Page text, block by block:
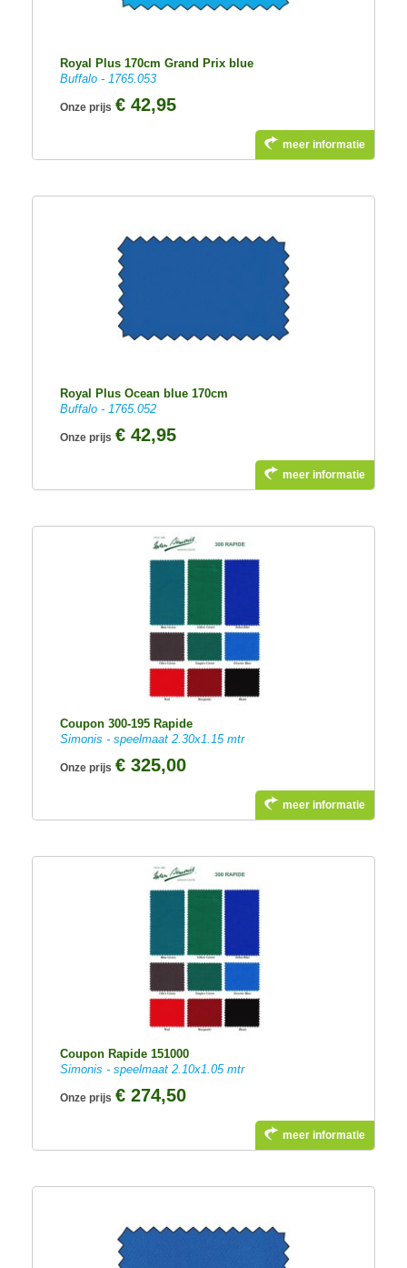
Royal Plus 170cm Grand Prix blue
Buffalo - 1765.053
Onze prijs € 42,95
meer informatie
Royal Plus Ocean blue 170cm
Buffalo - 1765.052
Onze prijs € 42,95
meer informatie
Coupon 300-195 Rapide
Simonis - speelmaat 2.30x1.15 mtr
Onze prijs € 325,00
meer informatie
Coupon Rapide 151000
Simonis - speelmaat 2.10x1.05 mtr
Onze prijs € 274,50
meer informatie